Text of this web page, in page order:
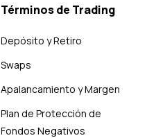
Términos de Trading
Depósito y Retiro
Swaps
Apalancamiento y Margen
Plan de Protección de
Fondos Negativos